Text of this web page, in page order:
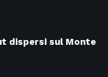
dispersi sul Monte